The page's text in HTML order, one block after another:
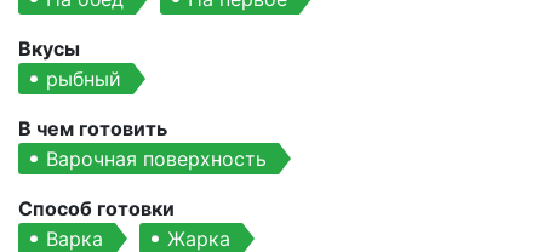
Вкусы
рыбный
В чем готовить
Варочная поверхность
Способ готовки
Варка
Жарка